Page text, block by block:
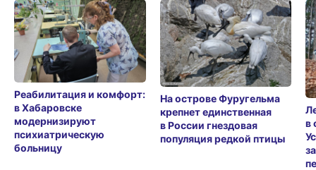
Реабилитация и комфорт:
в Хабаровске
модернизируют
психиатрическую
больницу
На острове Фуругельма
крепнет единственная
в России гнездовая
популяция редкой птицы
в